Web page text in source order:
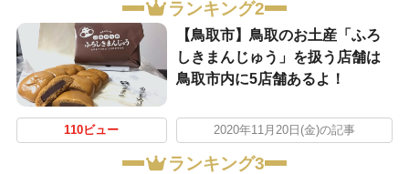
ランキング2
【鳥取市】鳥取のお土産「ふろ
しきまんじゅう」を扱う店舗は
鳥取市内に5店舗あるよ！
110ビュー 2020年11月20日(金)の記事
ランキング3